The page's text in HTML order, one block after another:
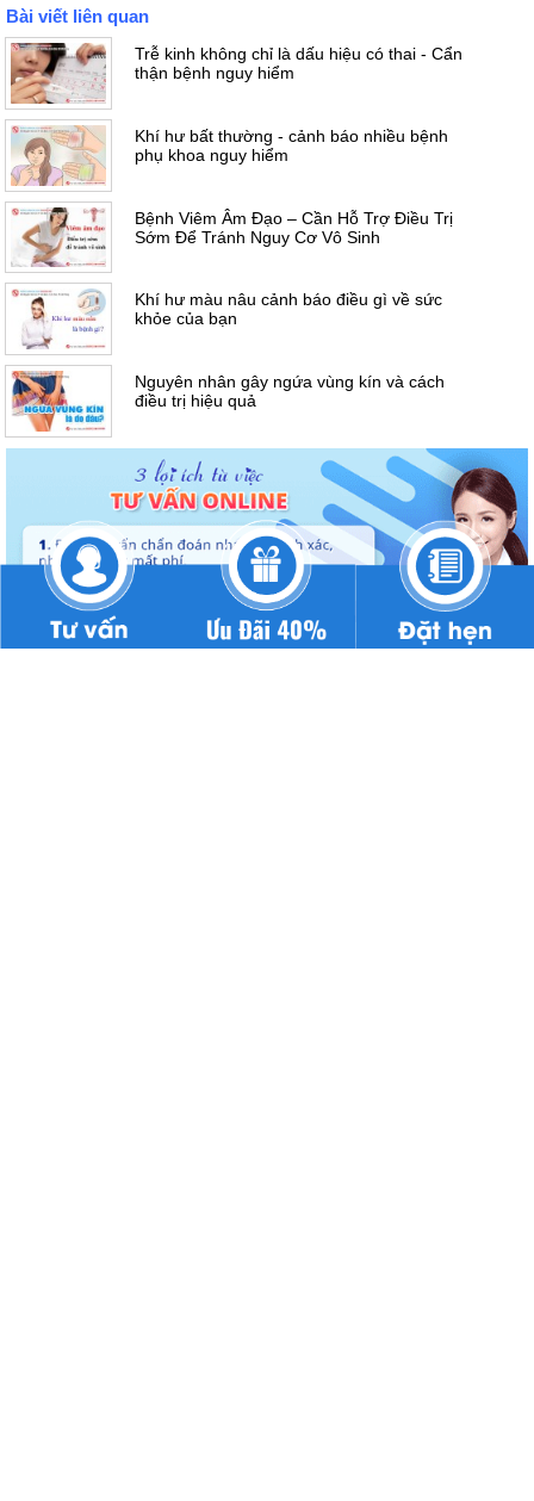
Bài viết liên quan
Trễ kinh không chỉ là dấu hiệu có thai - Cẩn
thận bệnh nguy hiểm
Khí hư bất thường - cảnh báo nhiều bệnh
phụ khoa nguy hiểm
Bệnh Viêm Âm Đạo – Cần Hỗ Trợ Điều Trị
Sớm Để Tránh Nguy Cơ Vô Sinh
Khí hư màu nâu cảnh báo điều gì về sức
khỏe của bạn
Nguyên nhân gây ngứa vùng kín và cách
điều trị hiệu quả